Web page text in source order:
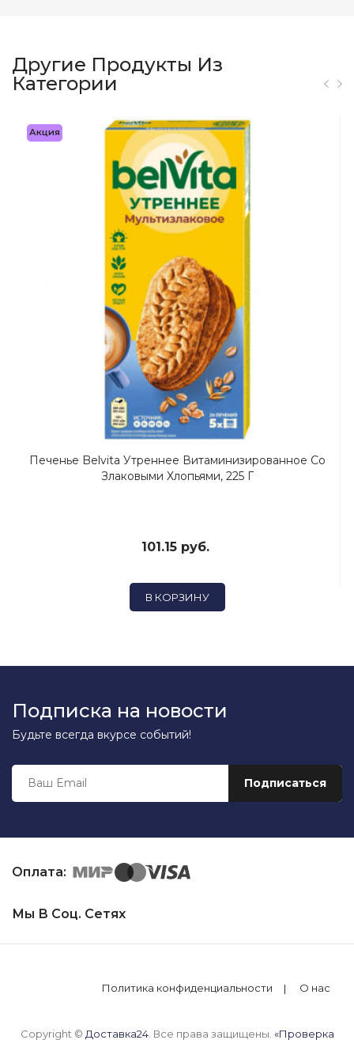
Другие Продукты Из
Категории
Акция
Печенье Belvita Утреннее Витаминизированное Со
Злаковыми Хлопьями, 225 Г
101.15 руб.
В КОРЗИНУ
Подписка на новости
Будьте всегда вкурсе событий!
Оплата:
Мы В Соц. Сетях
Политика конфиденциальности О нас
Copyright © Доставка24. Все права защищены. «Проверка